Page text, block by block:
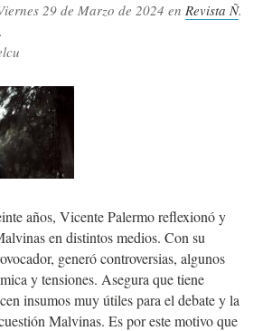
29 de Marzo de 2024 enRevista Ñ.
.
años, Vicente Palermo reflexionó y
en distintos medios. Con su
generó controversias, algunos
y tensiones. Asegura que tiene
insumos muy útiles para el debate y la
Malvinas. Es por este motivo que